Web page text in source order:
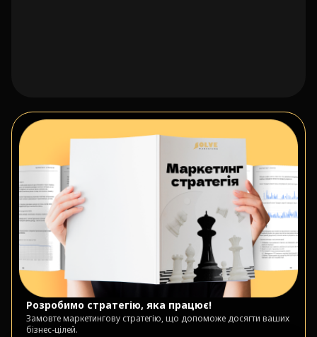
Розробимо стратегію, яка працює!
Замовте маркетингову стратегію, що допоможе досягти ваших
бізнес-цілей.